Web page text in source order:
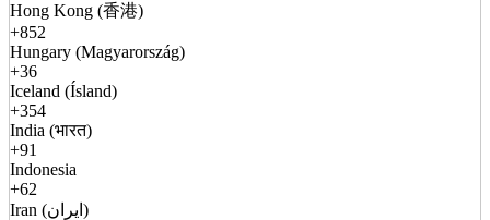
Hong Kong (香港)
+852
Hungary (Magyarország)
+36
Iceland (Ísland)
+354
India (भारत)
+91
Indonesia
+62
Iran (ایران)